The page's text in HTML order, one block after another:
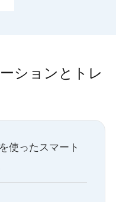
ションとトレ
使ったスマート